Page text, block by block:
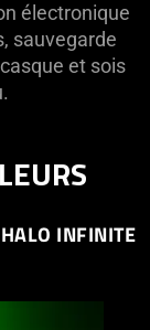
électronique
sauvegarde
et sois
HALO INFINITE